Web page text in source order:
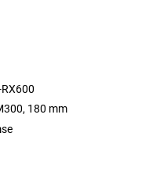
RX600
180 mm